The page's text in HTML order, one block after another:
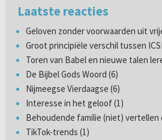
Laatste reacties
Geloven zonder voorwaarden uit
Groot principiële verschil tussen
Toren van Babel en nieuwe talen
De Bijbel Gods Woord (6)
Nijmeegse Vierdaagse (6)
Interesse in het geloof (1)
Behoudende familie (niet) vertellen
TikTok-trends (1)